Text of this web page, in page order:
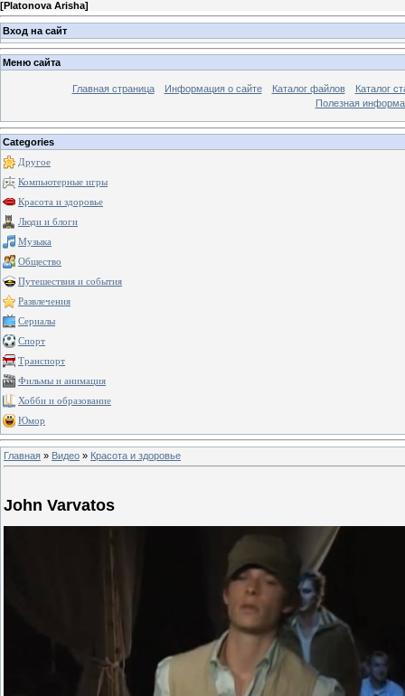
[Platonova Arisha]
Вход на сайт
Меню сайта
Главная страница Информация о сайте Каталог файлов
Каталог
Полезная
Categories
Другое
Компьютерные игры
Красота и здоровье
Люди и блоги
Музыка
Общество
Путешествия и события
Развлечения
Сериалы
Спорт
Транспорт
Фильмы и анимация
Хобби и образование
Юмор
Главная » Видео » Красота и здоровье
John Varvatos